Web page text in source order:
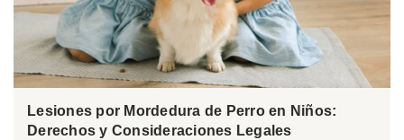
Lesiones por Mordedura de Perro en Niños:
Derechos y Consideraciones Legales